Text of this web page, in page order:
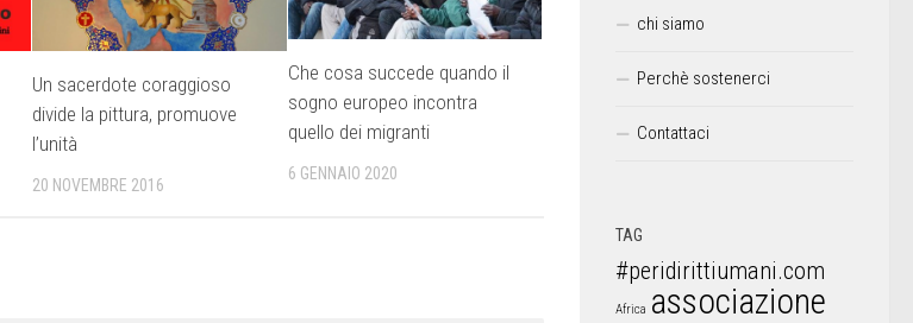
Un sacerdote coraggioso
divide la pittura, promuove
l’unità
20 NOVEMBRE 2016
Che cosa succede quando il
sogno europeo incontra
quello dei migranti
6 GENNAIO 2020
chi siamo
Perchè sostenerci
Contattaci
TAG
#peridirittiumani.com
Africa associazione